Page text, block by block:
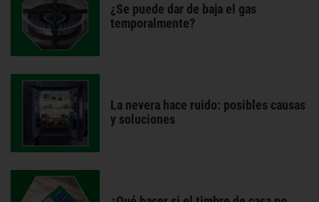
¿Se puede dar de baja el gas
temporalmente?
La nevera hace ruido: posibles causas
y soluciones